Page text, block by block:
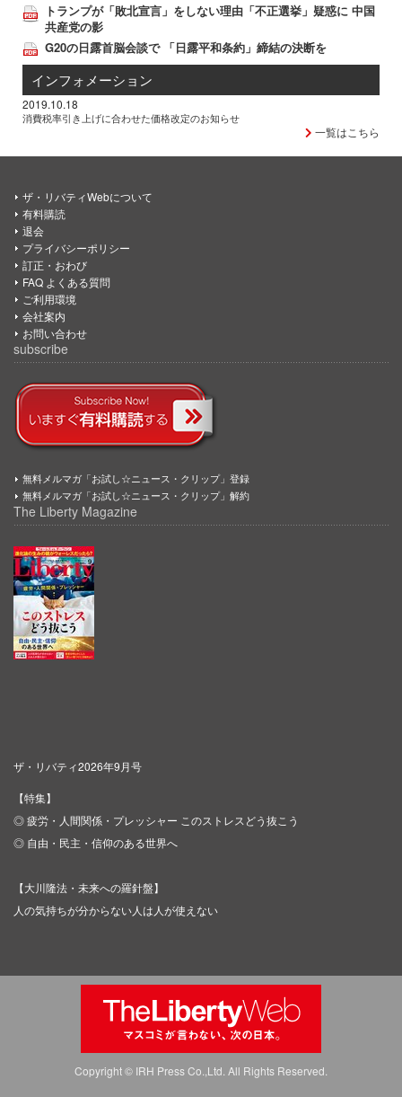
トランプが「敗北宣言」をしない理由「不正選挙」疑惑に 中国
共産党の影
G20の日露首脳会談で 「日露平和条約」締結の決断を
インフォメーション
2019.10.18
消費税率引き上げに合わせた価格改定のお知らせ
一覧はこちら
ザ・リバティWebについて
有料購読
退会
プライバシーポリシー
訂正・おわび
FAQ よくある質問
ご利用環境
会社案内
お問い合わせ
subscribe
無料メルマガ「お試し☆ニュース・クリップ」登録
無料メルマガ「お試し☆ニュース・クリップ」解約
The Liberty Magazine
ザ・リバティ2026年9月号
【特集】
◎ 疲労・人間関係・プレッシャー このストレスどう抜こう
◎ 自由・民主・信仰のある世界へ
【大川隆法・未来への羅針盤】
人の気持ちが分からない人は人が使えない
Copyright © IRH Press Co.,Ltd. All Rights Reserved.